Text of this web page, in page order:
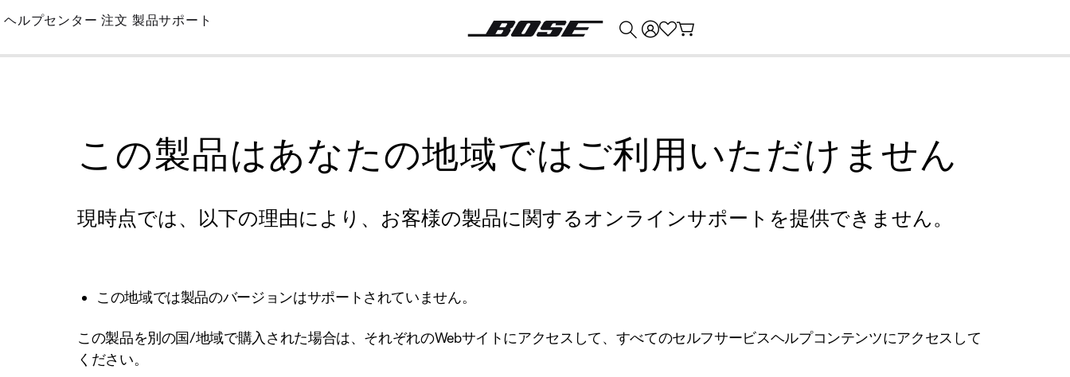
Skip
Main
ヘルプセンター 注文 製品サポート
この製品はあなたの地域ではご利用いただけません
現時点では、以下の理由により、お客様の製品に関するオンラインサポートを提供できません。
この地域では製品のバージョンはサポートされていません。
この製品を別の国/地域で購入された場合は、それぞれのWebサイトにアクセスして、すべてのセルフサービスヘルプコンテンツにアクセスして
ください。